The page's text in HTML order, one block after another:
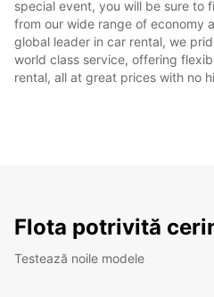
special event, you will be sure to
from our wide range of economy
global leader in car rental, we
world class service, offering
rental, all at great prices with no
Flota potrivită
Testează noile modele